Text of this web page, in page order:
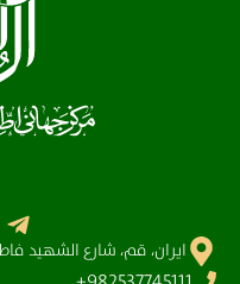
ايران، قم، شارع الشهيد